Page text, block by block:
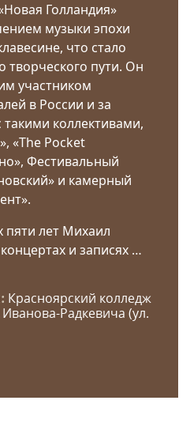
Голландия»
музыки эпохи
что стало
творческого пути. Он
участником
в России и за
коллективами,
«The Pocket
Фестивальный
и камерный
пяти лет Михаил
и записях …
Красноярский колледж
Радкевича (ул.